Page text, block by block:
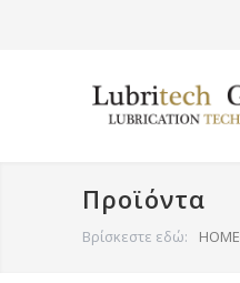
Προϊόντα
Βρίσκεστε εδώ: HOME